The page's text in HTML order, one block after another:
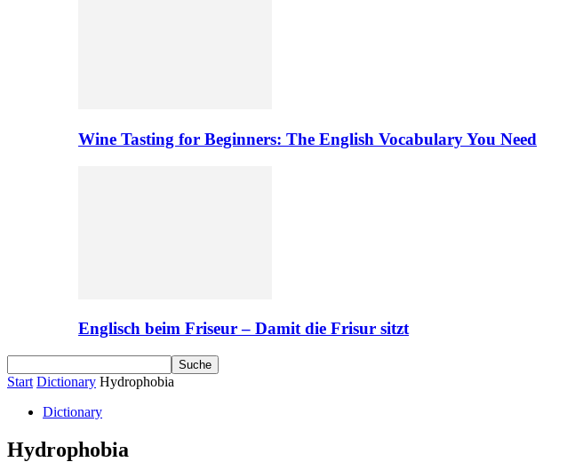
Wine Tasting for Beginners: The English Vocabulary You Need
Englisch beim Friseur – Damit die Frisur sitzt
Start Dictionary Hydrophobia
Dictionary
Hydrophobia